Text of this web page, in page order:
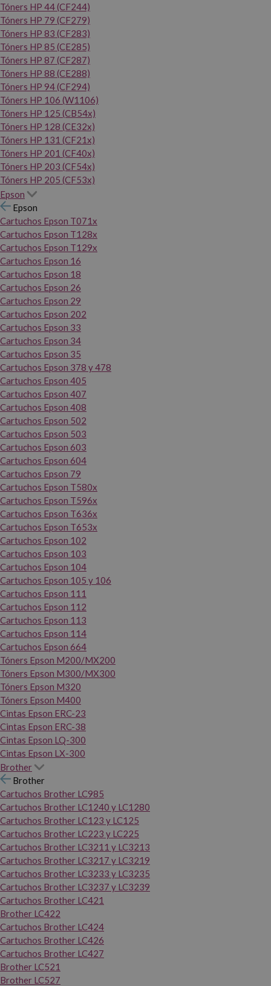
Tóners HP 44 (CF244)
Tóners HP 79 (CF279)
Tóners HP 83 (CF283)
Tóners HP 85 (CE285)
Tóners HP 87 (CF287)
Tóners HP 88 (CE288)
Tóners HP 94 (CF294)
Tóners HP 106 (W1106)
Tóners HP 125 (CB54x)
Tóners HP 128 (CE32x)
Tóners HP 131 (CF21x)
Tóners HP 201 (CF40x)
Tóners HP 203 (CF54x)
Tóners HP 205 (CF53x)
Epson
Epson
Cartuchos Epson T071x
Cartuchos Epson T128x
Cartuchos Epson T129x
Cartuchos Epson 16
Cartuchos Epson 18
Cartuchos Epson 26
Cartuchos Epson 29
Cartuchos Epson 202
Cartuchos Epson 33
Cartuchos Epson 34
Cartuchos Epson 35
Cartuchos Epson 378 y 478
Cartuchos Epson 405
Cartuchos Epson 407
Cartuchos Epson 408
Cartuchos Epson 502
Cartuchos Epson 503
Cartuchos Epson 603
Cartuchos Epson 604
Cartuchos Epson 79
Cartuchos Epson T580x
Cartuchos Epson T596x
Cartuchos Epson T636x
Cartuchos Epson T653x
Cartuchos Epson 102
Cartuchos Epson 103
Cartuchos Epson 104
Cartuchos Epson 105 y 106
Cartuchos Epson 111
Cartuchos Epson 112
Cartuchos Epson 113
Cartuchos Epson 114
Cartuchos Epson 664
Tóners Epson M200/MX200
Tóners Epson M300/MX300
Tóners Epson M320
Tóners Epson M400
Cintas Epson ERC-23
Cintas Epson ERC-38
Cintas Epson LQ-300
Cintas Epson LX-300
Brother
Brother
Cartuchos Brother LC985
Cartuchos Brother LC1240 y LC1280
Cartuchos Brother LC123 y LC125
Cartuchos Brother LC223 y LC225
Cartuchos Brother LC3211 y LC3213
Cartuchos Brother LC3217 y LC3219
Cartuchos Brother LC3233 y LC3235
Cartuchos Brother LC3237 y LC3239
Cartuchos Brother LC421
Brother LC422
Cartuchos Brother LC424
Cartuchos Brother LC426
Cartuchos Brother LC427
Brother LC521
Brother LC527